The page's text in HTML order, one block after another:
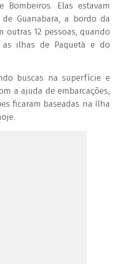
Bombeiros. Elas estavam
Guanabara, a bordo da
outras 12 pessoas, quando
ilhas de Paquetá e do
buscas na superfície e
a ajuda de embarcações,
ficaram baseadas na Ilha